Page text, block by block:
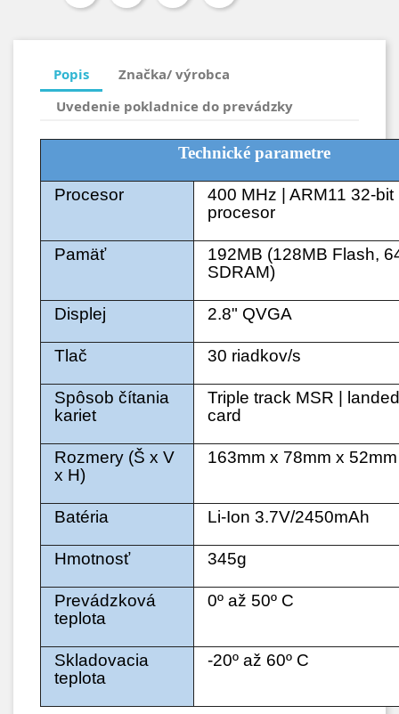
Popis
Značka/ výrobca
Uvedenie pokladnice do prevádzky
Technické parametre
Procesor
400 MHz | ARM11 32-bit
procesor
Pamäť
192MB (128MB Flash,
SDRAM)
Displej 2.8" QVGA
Tlač 30 riadkov/s
Spôsob čítania
kariet
Triple track MSR |
card
Rozmery (Š x V
x H)
163mm x 78mm x
Batéria Li-Ion 3.7V/2450mAh
Hmotnosť 345g
Prevádzková
teplota
0º až 50º C
Skladovacia
teplota
-20º až 60º C